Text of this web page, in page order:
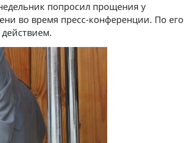
попросил прощения у
во время пресс-конференции. По его